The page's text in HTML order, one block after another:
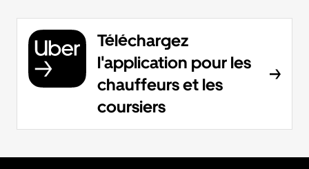
Téléchargez
l'application pour les
chauffeurs et les
coursiers